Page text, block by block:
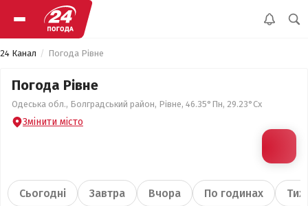
24 Канал Погода Рівне
Погода Рівне
Одеська обл., Болградський район, Рівне, 46.35°Пн, 29.23°Сх
Змінити місто
Сьогодні Завтра Вчора По годинах